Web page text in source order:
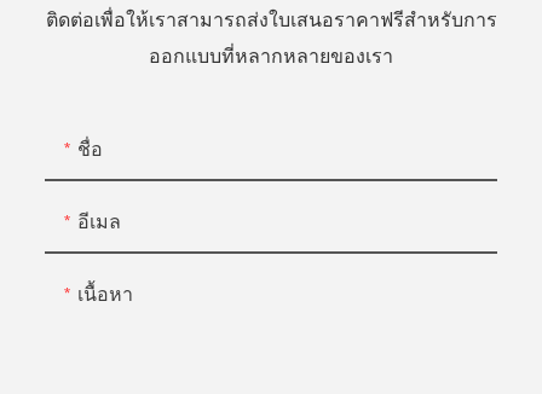
ติดต่อเพื่อให้เราสามารถส่งใบเสนอราคาฟรีสำหรับการ
ออกแบบที่หลากหลายของเรา
ชื่อ
อีเมล
เนื้อหา